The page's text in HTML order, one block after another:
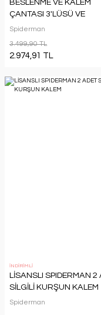
BESLENME VE KALEM
ÇANTASI 3'LÜSÜ VE
KIRTASİYE SETİ
Spiderman
3.499,90 TL
2.974,91 TL
İNDİRİMLİ
LİSANSLI SPIDERMAN 2
SİLGİLİ KURŞUN KALEM
Spiderman